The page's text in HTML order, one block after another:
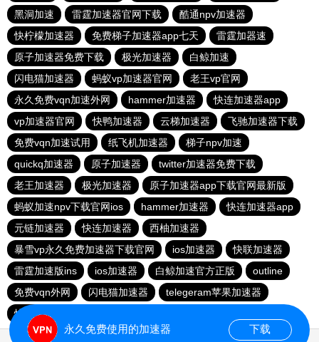
黑洞加速
雷霆加速器官网下载
酷通npv加速器
快柠檬加速器
免费梯子加速器app七天
雷霆加器速
原子加速器免费下载
极光加速器
白鲸加速
闪电猫加速器
蚂蚁vp加速器官网
老王vp官网
永久免费vqn加速外网
hammer加速器
快连加速器app
vp加速器官网
快鸭加速器 云梯加速器
飞驰加速器下载
免费vqn加速试用
纸飞机加速器
梯子npv加速
quickq加速器
原子加速器
twitter加速器免费下载
老王加速器
极光加速器
原子加速器app下载官网最新版
蚂蚁加速npv下载官网ios
hammer加速器
快连加速器app
元链加速器
快连加速器
西柚加速器
暴雪vp永久免费加速器下载官网
ios加速器
快联加速器
雷霆加速版ins
ios加速器 白鲸加速官方正版
outline
免费vqn外网
闪电猫加速器
telegeram苹果加速器
快连lets加速器
永久免费使用的加速器 下载